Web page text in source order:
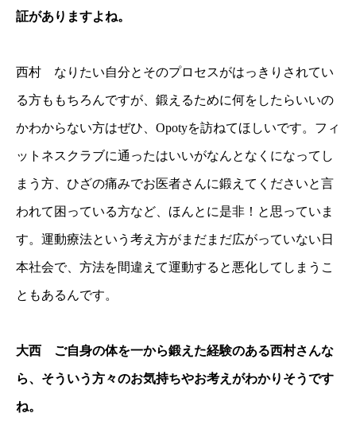
証がありますよね。
西村 なりたい自分とそのプロセスがはっきりされてい
る方ももちろんですが、鍛えるために何をしたらいいの
かわからない方はぜひ、Opotyを訪ねてほしいです。フィ
ットネスクラブに通ったはいいがなんとなくになってし
まう方、ひざの痛みでお医者さんに鍛えてくださいと言
われて困っている方など、ほんとに是非！と思っていま
す。運動療法という考え方がまだまだ広がっていない日
本社会で、方法を間違えて運動すると悪化してしまうこ
ともあるんです。
大西 ご自身の体を一から鍛えた経験のある西村さんな
ら、そういう方々のお気持ちやお考えがわかりそうです
ね。